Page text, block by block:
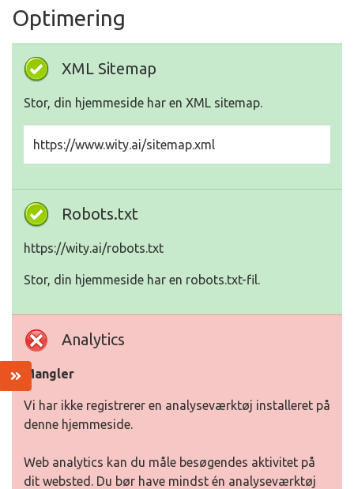
Optimering
XML Sitemap
Stor, din hjemmeside har en XML sitemap.
https://www.wity.ai/sitemap.xml
Robots.txt
https://wity.ai/robots.txt
Stor, din hjemmeside har en robots.txt-fil.
Analytics
Mangler
Vi har ikke registrerer en analyseværktøj installeret på
denne hjemmeside.
Web analytics kan du måle besøgendes aktivitet på
dit websted. Du bør have mindst én analyseværktøj